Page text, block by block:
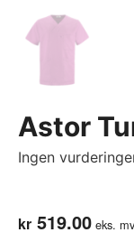
Astor
Ingen
kr 519.00 eks.